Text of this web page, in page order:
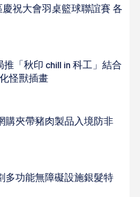
祝大會羽桌籃球聯誼賽 各
「秋印 chill in 科工」結合
怪獸插畫
購夾帶豬肉製品入境防非
多功能無障礙設施銀髮特